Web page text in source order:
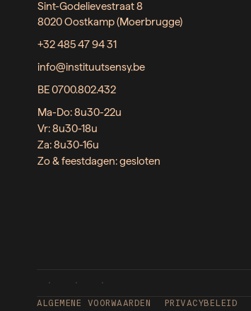
Sint-Godelievestraat 8
8020 Oostkamp (Moerbrugge)
+32 485 47 94 31
info@instituutsensy.be
BE 0700.802.432
Ma-Do: 8u30-22u
Vr: 8u30-18u
Za: 8u30-16u
Zo & feestdagen: gesloten
ALGEMENE VOORWAARDEN PRIVACYBELEID